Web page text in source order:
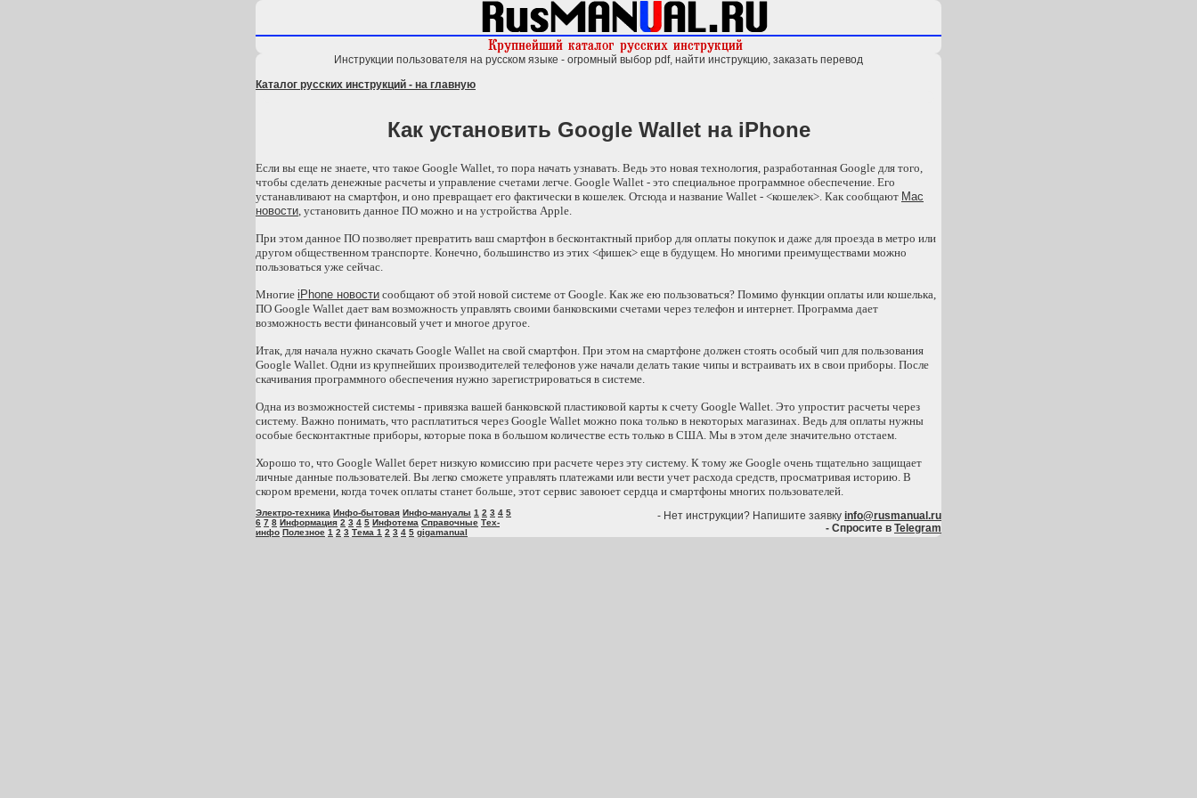
Инструкции пользователя на русском языке - огромный выбор pdf, найти инструкцию, заказать перевод
Каталог русских инструкций - на главную
Как установить Google Wallet на iРhone
Если вы еще не знаете, что такое Google Wallet, то пора начать узнавать. Ведь это новая технология, разработанная Google для того,
чтобы сделать денежные расчеты и управление счетами легче. Google Wallet - это специальное программное обеспечение. Его
устанавливают на смартфон, и оно превращает его фактически в кошелек. Отсюда и название Wallet - <кошелек>. Как сообщают Mac
новости, установить данное ПО можно и на устройства Apple.
При этом данное ПО позволяет превратить ваш смартфон в бесконтактный прибор для оплаты покупок и даже для проезда в метро или
другом общественном транспорте. Конечно, большинство из этих <фишек> еще в будущем. Но многими преимуществами можно
пользоваться уже сейчас.
Многие iPhone новости сообщают об этой новой системе от Google. Как же ею пользоваться? Помимо функции оплаты или кошелька,
ПО Google Wallet дает вам возможность управлять своими банковскими счетами через телефон и интернет. Программа дает
возможность вести финансовый учет и многое другое.
Итак, для начала нужно скачать Google Wallet на свой смартфон. При этом на смартфоне должен стоять особый чип для пользования
Google Wallet. Одни из крупнейших производителей телефонов уже начали делать такие чипы и встраивать их в свои приборы. После
скачивания программного обеспечения нужно зарегистрироваться в системе.
Одна из возможностей системы - привязка вашей банковской пластиковой карты к счету Google Wallet. Это упростит расчеты через
систему. Важно понимать, что расплатиться через Google Wallet можно пока только в некоторых магазинах. Ведь для оплаты нужны
особые бесконтактные приборы, которые пока в большом количестве есть только в США. Мы в этом деле значительно отстаем.
Хорошо то, что Google Wallet берет низкую комиссию при расчете через эту систему. К тому же Google очень тщательно защищает
личные данные пользователей. Вы легко сможете управлять платежами или вести учет расхода средств, просматривая историю. В
скором времени, когда точек оплаты станет больше, этот сервис завоюет сердца и смартфоны многих пользователей.
Электро-техника Инфо-бытовая Инфо-мануалы 1 2 3 4 5
6 7 8 Информация 2 3 4 5 Инфотема Справочные Тех-
инфо Полезное 1 2 3 Тема 1 2 3 4 5 gigamanual
- Нет инструкции? Напишите заявку info@rusmanual.ru
- Спросите в Telegram